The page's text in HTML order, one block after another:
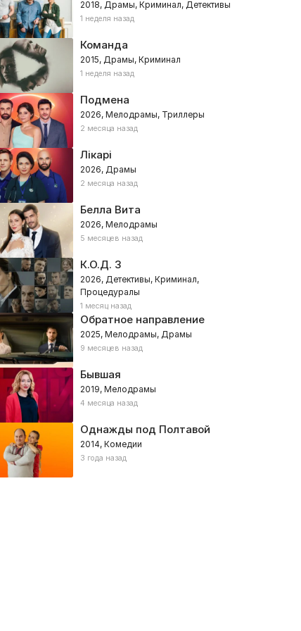
2018, Драмы, Криминал, Детективы
1 неделя назад
Команда
2015, Драмы, Криминал
1 неделя назад
Подмена
2026, Мелодрамы, Триллеры
2 месяца назад
Лікарі
2026, Драмы
2 месяца назад
Белла Вита
2026, Мелодрамы
5 месяцев назад
К.О.Д. 3
2026, Детективы, Криминал,
Процедуралы
1 месяц назад
Обратное направление
2025, Мелодрамы, Драмы
9 месяцев назад
Бывшая
2019, Мелодрамы
4 месяца назад
Однажды под Полтавой
2014, Комедии
3 года назад